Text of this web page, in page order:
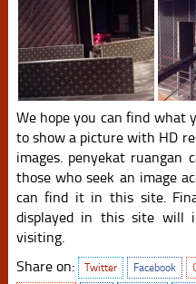
We hope you can find what
to show a picture with HD
images. penyekat ruangan
those who seek an image
can find it in this site.
displayed in this site will
visiting.
Share on:
Twitter Facebook